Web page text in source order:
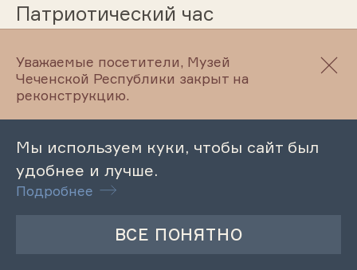
Патриотический час
«Старогладовцы в Великой
Отечественной войне»
Встреча с «Юными краеведами»:
«Умар Яричев – поэт и
Уважаемые посетители, Музей
Чеченской Республики закрыт на
реконструкцию.
Мы используем куки, чтобы сайт был
удобнее и лучше.
Подробнее